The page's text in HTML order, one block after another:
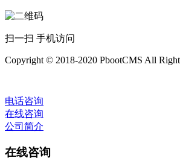
扫一扫 手机访问
Copyright © 2018-2020 PbootCMS All
电话咨询
在线咨询
公司简介
在线咨询